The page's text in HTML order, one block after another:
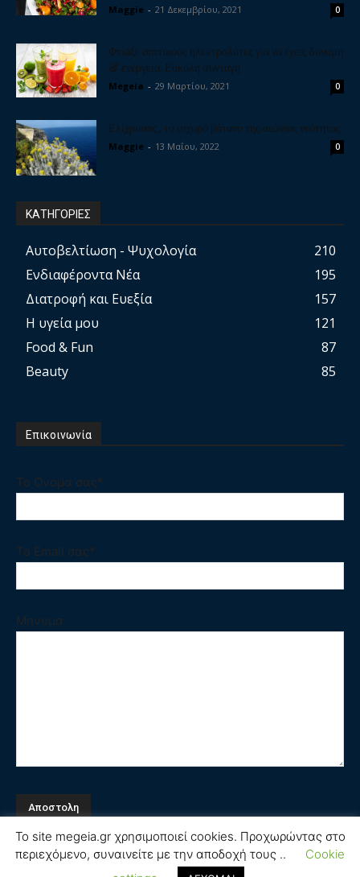
Maggie - 21 Δεκεμβρίου, 2021 0
Φτιάξε σπιτικούς ηλεκτρολύτες για να έχεις δύναμη
& ενέργεια. Εύκολη συνταγή
Megeia - 29 Μαρτίου, 2021 0
Ελίχρυσος, το ισχυρό βότανο της αιώνιας νεότητας
Maggie - 13 Μαΐου, 2022 0
ΚΑΤΗΓΟΡΙΕΣ
Αυτοβελτίωση - Ψυχολογία
210
Ενδιαφέροντα Νέα
195
Διατροφή και Ευεξία
157
Η υγεία μου
121
Food & Fun
87
Beauty
85
Επικοινωνία
Το Ονομα σας*
Το Email σας*
Μηνυμα
Το site megeia.gr χρησιμοποιεί cookies. Προχωρώντας στο
περιεχόμενο, συναινείτε με την αποδοχή τους ..
Cookie